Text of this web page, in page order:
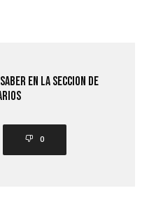
en la seccion de
0